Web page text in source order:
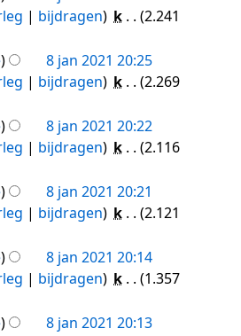
bijdragen k
2.241
8 jan 2021 20:25
bijdragen k
2.269
8 jan 2021 20:22
bijdragen k
2.116
8 jan 2021 20:21
bijdragen k
2.121
8 jan 2021 20:14
bijdragen k
1.357
8 jan 2021 20:13